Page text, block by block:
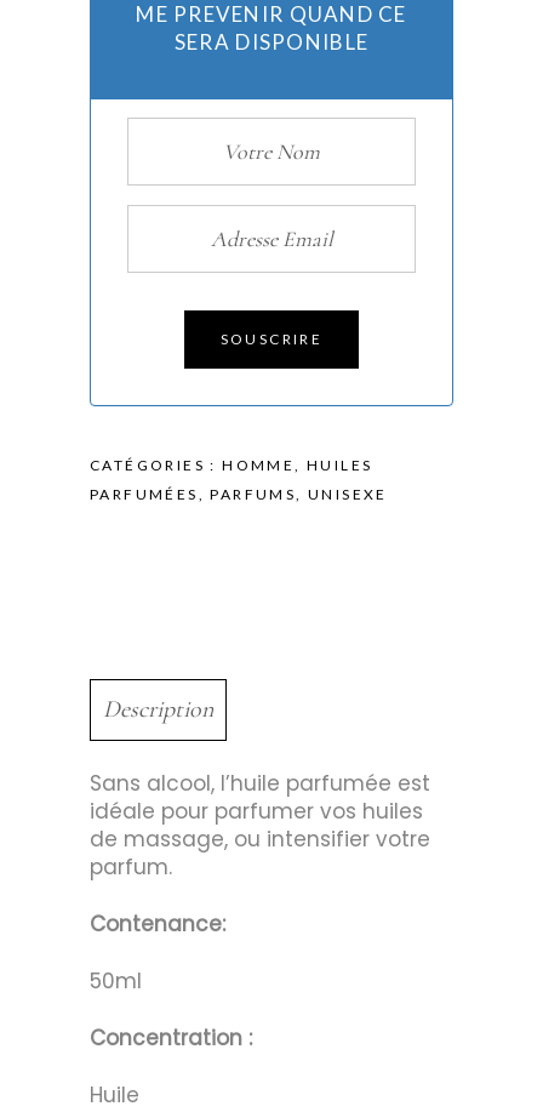
ME PREVENIR QUAND CE
SERA DISPONIBLE
SOUSCRIRE
CATÉGORIES :HOMME,HUILES
PARFUMÉES ,PARFUMS,UNISEXE
Description
Sans alcool, l’huile parfumée est
idéale pour parfumer vos huiles
de massage, ou intensifier votre
parfum.
Contenance:
50ml
Concentration :
Huile